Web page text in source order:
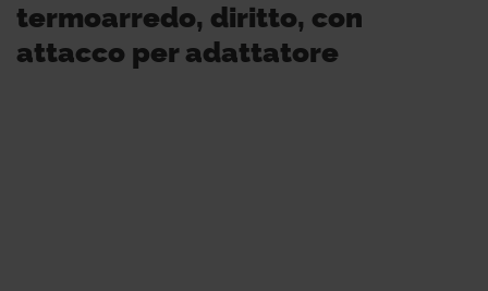
termoarredo, diritto, con
attacco per adattatore